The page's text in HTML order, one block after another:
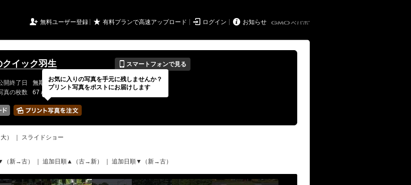
 無料ユーザー登録 ★ 有料プランで高速アップロード  ログイン  お知らせ
イック羽生 📱 スマートフォンで見る
開終了日 無期限 イベントの期間
---
真の枚数 67 / 2000枚
）
スライドショー
（新→古） 追加日順▲（古→新） 追加日順▼（新→古）
お気に入りの写真を手元に残しませんか？
プリント写真をポストにお届けします